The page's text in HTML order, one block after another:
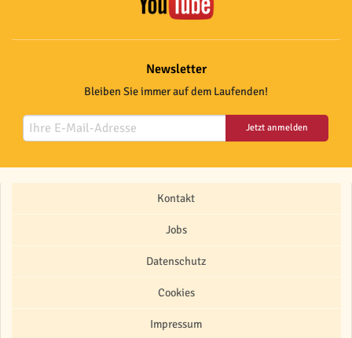
Newsletter
Bleiben Sie immer auf dem Laufenden!
Jetzt anmelden
Kontakt
Jobs
Datenschutz
Cookies
Impressum